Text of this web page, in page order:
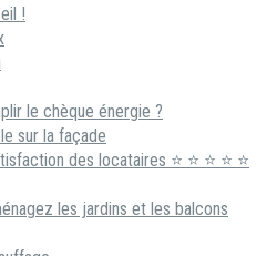
!
le chèque énergie ?
sur la façade
des locataires ⭐ ⭐ ⭐ ⭐ ⭐
les jardins et les balcons